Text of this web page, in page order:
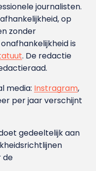
journalisten.
op
zonder
is
. De redactie
media: Instragram,
per jaar verschijnt
gedeeltelijk aan
de